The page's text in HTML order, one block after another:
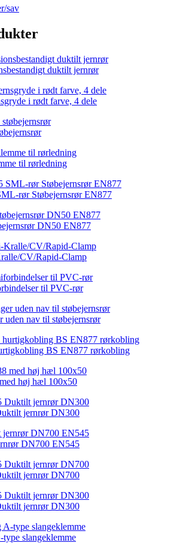
sav
duktilt jernrør
i rødt farve, 4 dele
til rørledning
rør Støbejernsrør EN877
DN50 EN877
CV/Rapid-Clamp
til PVC-rør
uden nav til støbejernsrør
BS EN877 rørkobling
høj hæl 100x50
jernrør DN300
DN700 EN545
jernrør DN700
jernrør DN300
slangeklemme